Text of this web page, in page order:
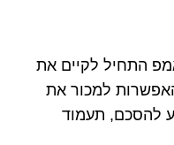
התחיל לקיים את
למכור את
להסכם, תעמוד